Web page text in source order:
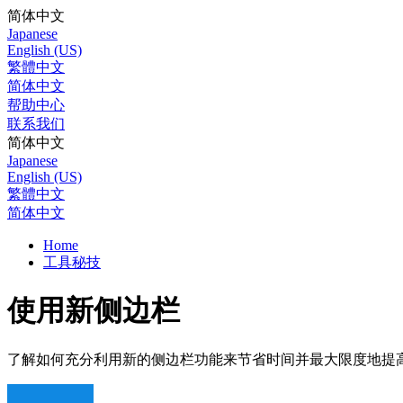
简体中文
Japanese
English (US)
繁體中文
简体中文
帮助中心
联系我们
简体中文
Japanese
English (US)
繁體中文
简体中文
Home
工具秘技
使用新侧边栏
了解如何充分利用新的侧边栏功能来节省时间并最大限度地提